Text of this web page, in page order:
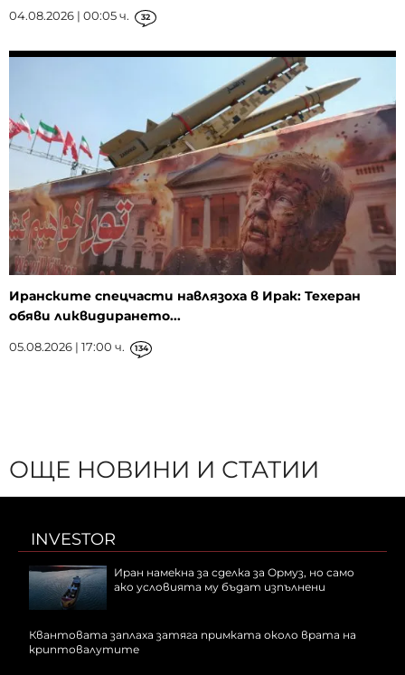
04.08.2026 | 00:05 ч. 32
Иранските спецчасти навлязоха в Ирак: Техеран
обяви ликвидирането...
05.08.2026 | 17:00 ч. 134
ОЩЕ НОВИНИ И СТАТИИ
INVESTOR
Иран намекна за сделка за Ормуз, но само
ако условията му бъдат изпълнени
Квантовата заплаха затяга примката около врата на
криптовалутите